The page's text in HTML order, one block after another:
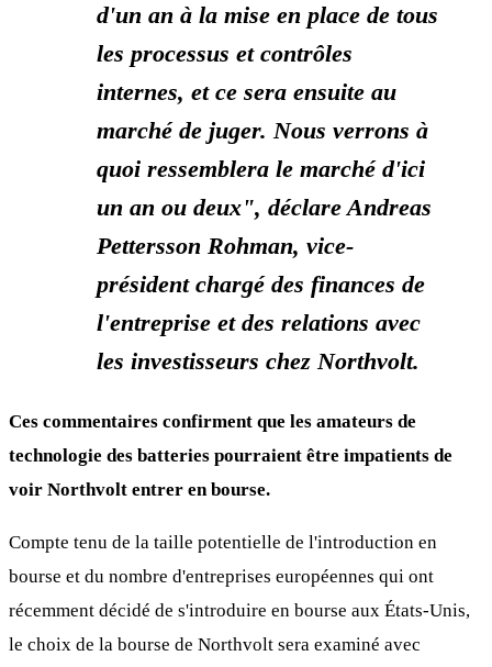
d'un an à la mise en place de tous
les processus et contrôles
internes, et ce sera ensuite au
marché de juger. Nous verrons à
quoi ressemblera le marché d'ici
un an ou deux", déclare Andreas
Pettersson Rohman, vice-
président chargé des finances de
l'entreprise et des relations avec
les investisseurs chez Northvolt.
Ces commentaires confirment que les amateurs de
technologie des batteries pourraient être impatients de
voir Northvolt entrer en bourse.
Compte tenu de la taille potentielle de l'introduction en
bourse et du nombre d'entreprises européennes qui ont
récemment décidé de s'introduire en bourse aux États-Unis,
le choix de la bourse de Northvolt sera examiné avec